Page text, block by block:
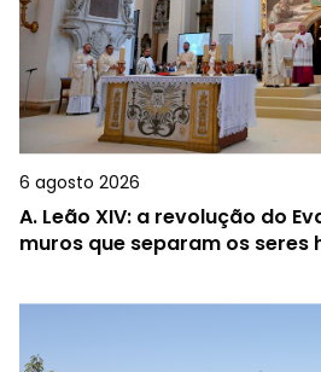
6 agosto 2026
A. Leão XIV: a revolução do
muros que separam os seres